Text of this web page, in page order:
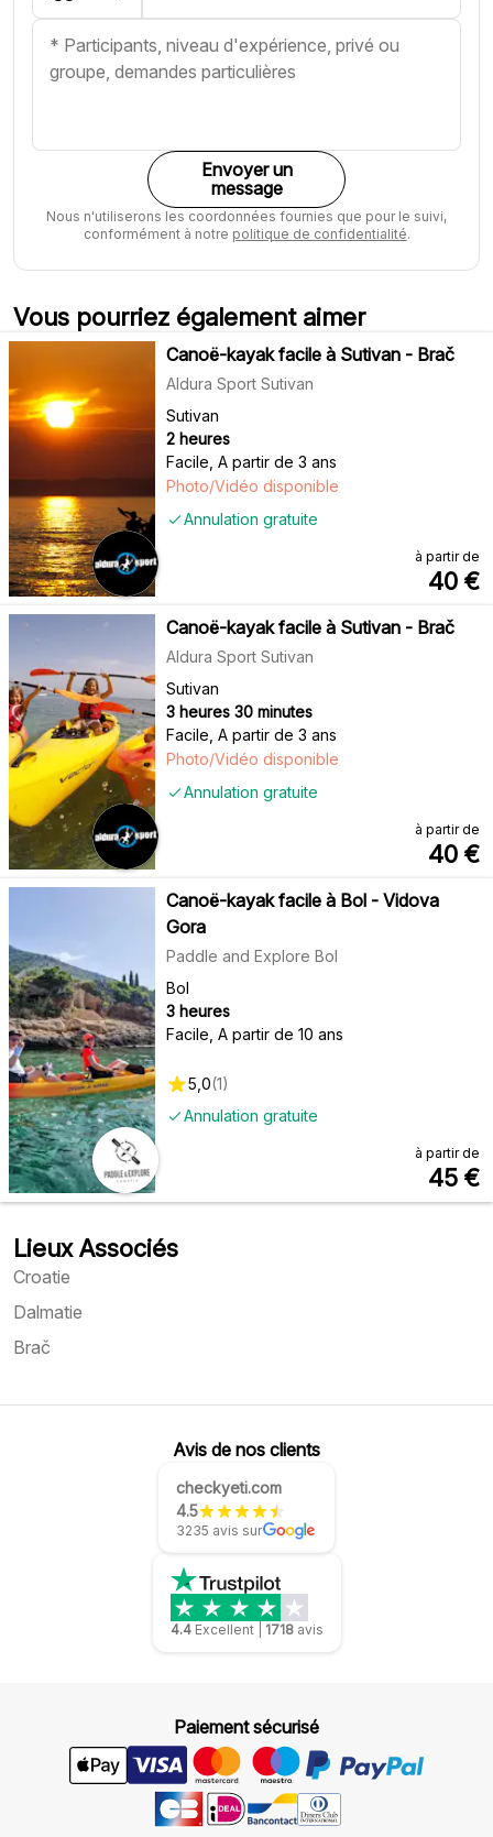
Envoyer un
message
Nous n'utiliserons les coordonnées fournies que pour le suivi,
conformément à notre politique de confidentialité.
Vous pourriez également aimer
Canoë-kayak facile à Sutivan - Brač
Aldura Sport Sutivan
Sutivan
2 heures
Facile A partir de 3 ans
Annulation gratuite
Photo/Vidéo disponible
à partir de
40 €
Canoë-kayak facile à Sutivan - Brač
Aldura Sport Sutivan
Sutivan
3 heures 30 minutes
Facile A partir de 3 ans
Annulation gratuite
Photo/Vidéo disponible
à partir de
40 €
Canoë-kayak facile à Bol - Vidova
Gora
Paddle and Explore Bol
Bol
3 heures
Facile A partir de 10 ans
Annulation gratuite
5,0(1)
à partir de
45 €
Lieux Associés
Croatie
Dalmatie
Brač
Avis de nos clients
checkyeti.com
4.5
3235 avis sur
4.4 Excellent| 1718 avis
Paiement sécurisé